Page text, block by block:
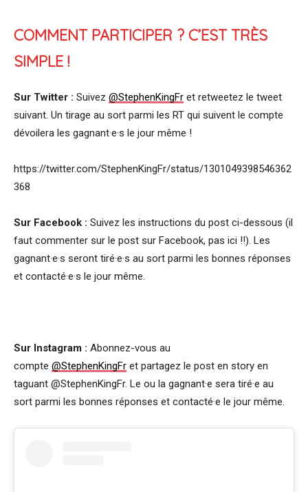
COMMENT PARTICIPER ? C’EST TRÈS
SIMPLE !
Sur Twitter : Suivez @StephenKingFr et retweetez le tweet
suivant. Un tirage au sort parmi les RT qui suivent le compte
dévoilera les gagnant·e·s le jour même !
https://twitter.com/StephenKingFr/status/1301049398546362
368
Sur Facebook : Suivez les instructions du post ci-dessous (il
faut commenter sur le post sur Facebook, pas ici !!). Les
gagnant·e·s seront tiré·e·s au sort parmi les bonnes réponses
et contacté·e·s le jour même.
Sur Instagram : Abonnez-vous au
compte @StephenKingFr et partagez le post en story en
taguant @StephenKingFr. Le ou la gagnant·e sera tiré·e au
sort parmi les bonnes réponses et contacté·e le jour même.